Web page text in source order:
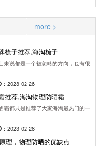
more >
梳子推荐,海淘梳子
来说都是一个被忽略的方向，也有很
：2023-02-28
推荐,海淘物理防晒霜
霜都只是推荐了大家海淘最热门的一
：2023-02-28
理，物理防晒的优缺点